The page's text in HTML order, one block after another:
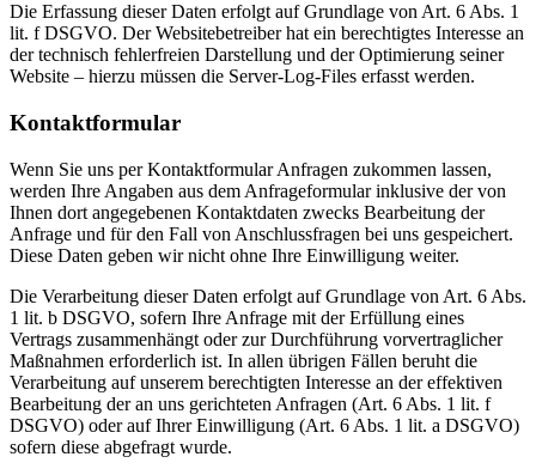
Die Erfassung dieser Daten erfolgt auf Grundlage von Art. 6 Abs. 1
lit. f DSGVO. Der Websitebetreiber hat ein berechtigtes Interesse an
der technisch fehlerfreien Darstellung und der Optimierung seiner
Website – hierzu müssen die Server-Log-Files erfasst werden.
Kontaktformular
Wenn Sie uns per Kontaktformular Anfragen zukommen lassen,
werden Ihre Angaben aus dem Anfrageformular inklusive der von
Ihnen dort angegebenen Kontaktdaten zwecks Bearbeitung der
Anfrage und für den Fall von Anschlussfragen bei uns gespeichert.
Diese Daten geben wir nicht ohne Ihre Einwilligung weiter.
Die Verarbeitung dieser Daten erfolgt auf Grundlage von Art. 6 Abs.
1 lit. b DSGVO, sofern Ihre Anfrage mit der Erfüllung eines
Vertrags zusammenhängt oder zur Durchführung vorvertraglicher
Maßnahmen erforderlich ist. In allen übrigen Fällen beruht die
Verarbeitung auf unserem berechtigten Interesse an der effektiven
Bearbeitung der an uns gerichteten Anfragen (Art. 6 Abs. 1 lit. f
DSGVO) oder auf Ihrer Einwilligung (Art. 6 Abs. 1 lit. a DSGVO)
sofern diese abgefragt wurde.